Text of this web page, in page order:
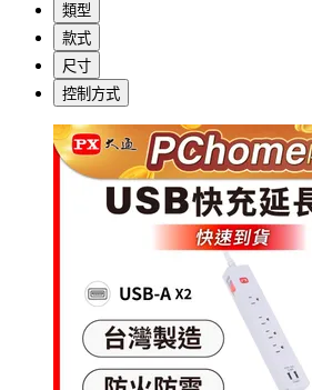
類型
款式
尺寸
控制方式